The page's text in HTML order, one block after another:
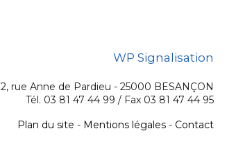
WP Signalisation
2, rue Anne de Pardieu - 25000 BESANÇON
Tél. 03 81 47 44 99 / Fax 03 81 47 44 95
Plan du site - Mentions légales - Contact